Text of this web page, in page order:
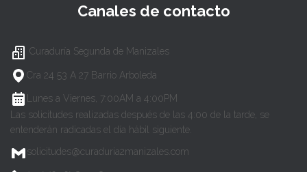
Canales de contacto
Curaduría Segunda de Manizales
Cra 24 53 A 27 Barrio Arboleda
Lunes a Viernes, 7:00AM a 4:00PM
Las solicitudes realizadas después de las 4:00 de la tarde, se
entenderán radicadas el día hábil siguiente.
solicitudes@curaduria2manizales.com